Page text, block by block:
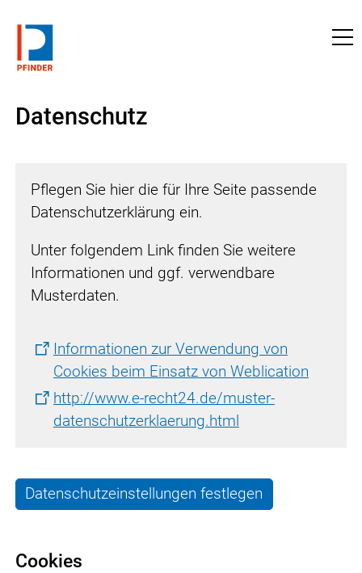
Datenschutz
Pflegen Sie hier die für Ihre Seite passende
Datenschutzerklärung ein.
Unter folgendem Link finden Sie weitere
Informationen und ggf. verwendbare
Musterdaten.
Informationen zur Verwendung von
Cookies beim Einsatz von Weblication
http://www.e-recht24.de/muster-
datenschutzerklaerung.html
Datenschutzeinstellungen festlegen
Cookies